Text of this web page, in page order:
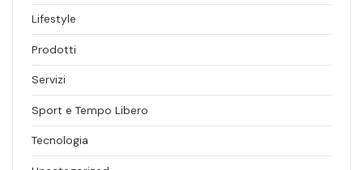
Lifestyle
Prodotti
Servizi
Sport e Tempo Libero
Tecnologia